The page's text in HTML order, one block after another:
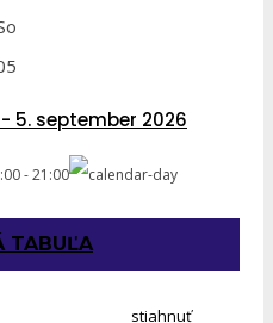
- 5. september 2026
-21:00
TABUĽA
stiahnuť